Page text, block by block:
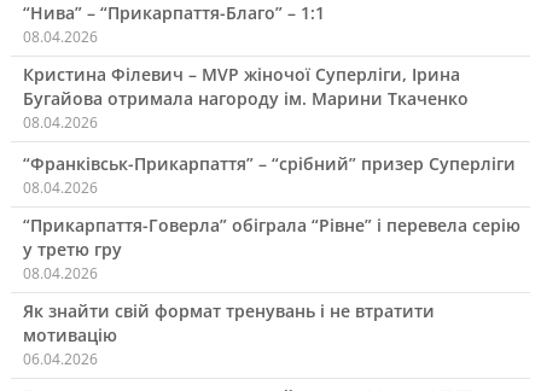
“Нива” – “Прикарпаття-Благо” – 1:1
08.04.2026
Кристина Філевич – MVP жіночої Суперліги, Ірина
Бугайова отримала нагороду ім. Марини Ткаченко
08.04.2026
“Франківськ-Прикарпаття” – “срібний” призер Суперліги
08.04.2026
“Прикарпаття-Говерла” обіграла “Рівне” і перевела серію
у третю гру
08.04.2026
Як знайти свій формат тренувань і не втратити
мотивацію
06.04.2026